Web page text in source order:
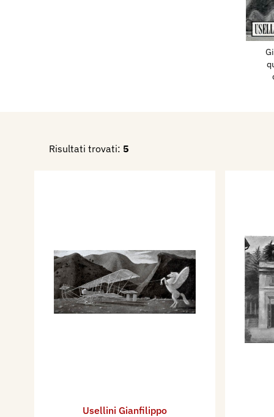
Paesaggio italiano,
Palazzo della Ragione,
1940 - II° Premio
Pittura Anno XVIII,
Palazzo della Ragione,
664.
Risultati trovati: 5
Usellini Gianfilippo